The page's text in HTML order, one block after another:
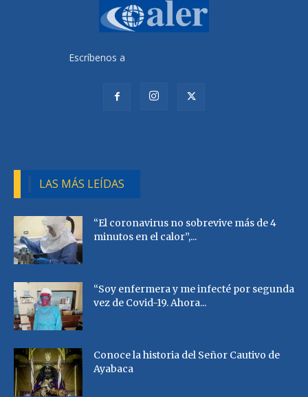
Escríbenos a
LAS MÁS LEÍDAS
“El coronavirus no sobrevive más de 4
minutos en el calor”,...
“Soy enfermera y me infecté por segunda
vez de Covid-19. Ahora...
Conoce la historia del Señor Cautivo de
Ayabaca